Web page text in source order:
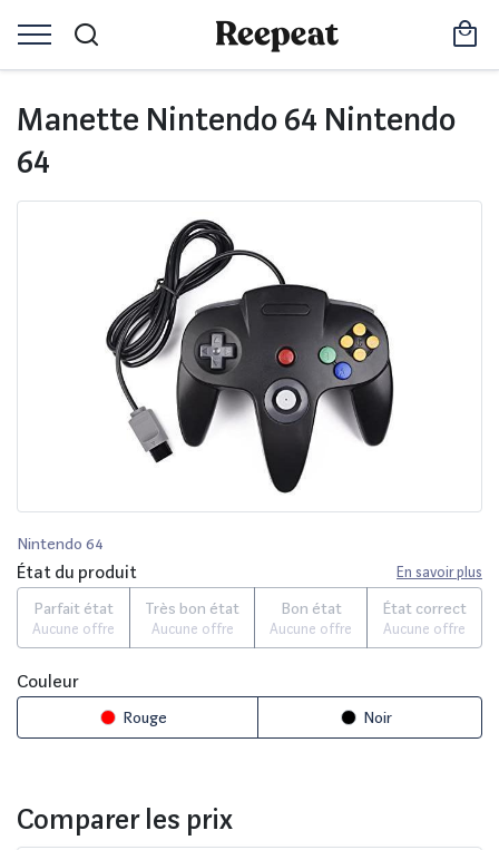
Manette Nintendo 64 Nintendo
64
Nintendo 64
État du produit En savoir plus
Parfait état
Aucune offre
Très bon état
Aucune offre
Bon état
Aucune offre
État correct
Aucune offre
Couleur
Rouge Noir
Comparer les prix